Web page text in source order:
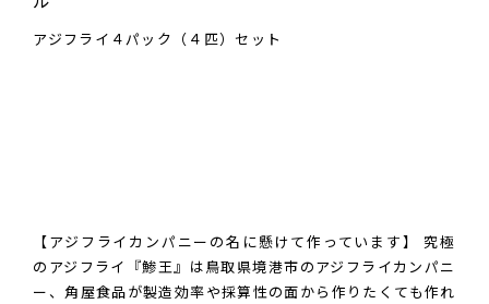
アジフライ４パック（４匹）セット
【アジフライカンパニーの名に懸けて作っています】 究極
のアジフライ『鯵王』は鳥取県境港市のアジフライカンパニ
ー、角屋食品が製造効率や採算性の面から作りたくても作れ